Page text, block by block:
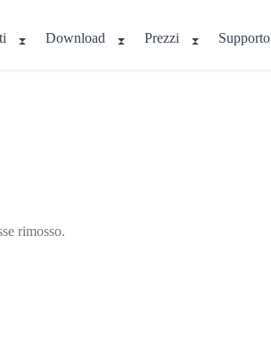
Download Prezzi Supporto
rimosso.